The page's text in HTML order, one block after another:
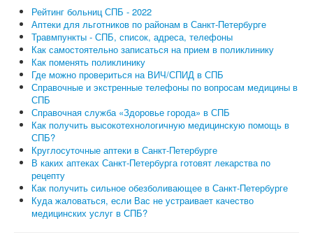
Рейтинг больниц СПБ - 2022
Аптеки для льготников по районам в Санкт-Петербурге
Травмпункты - СПБ, список, адреса, телефоны
Как самостоятельно записаться на прием в поликлинику
Как поменять поликлинику
Где можно провериться на ВИЧ/СПИД в СПБ
Справочные и экстренные телефоны по вопросам медицины в
СПБ
Справочная служба «Здоровье города» в СПБ
Как получить высокотехнологичную медицинскую помощь в
СПБ?
Круглосуточные аптеки в Санкт-Петербурге
В каких аптеках Санкт-Петербурга готовят лекарства по
рецепту
Как получить сильное обезболивающее в Санкт-Петербурге
Куда жаловаться, если Вас не устраивает качество
медицинских услуг в СПБ?